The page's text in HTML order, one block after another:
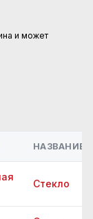
и может
НАЗВАНИЕ
Стекло